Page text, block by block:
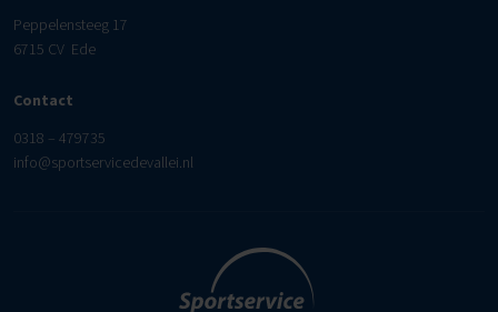
Peppelensteeg 17
6715 CV Ede
Contact
0318 – 479735
info@sportservicedevallei.nl